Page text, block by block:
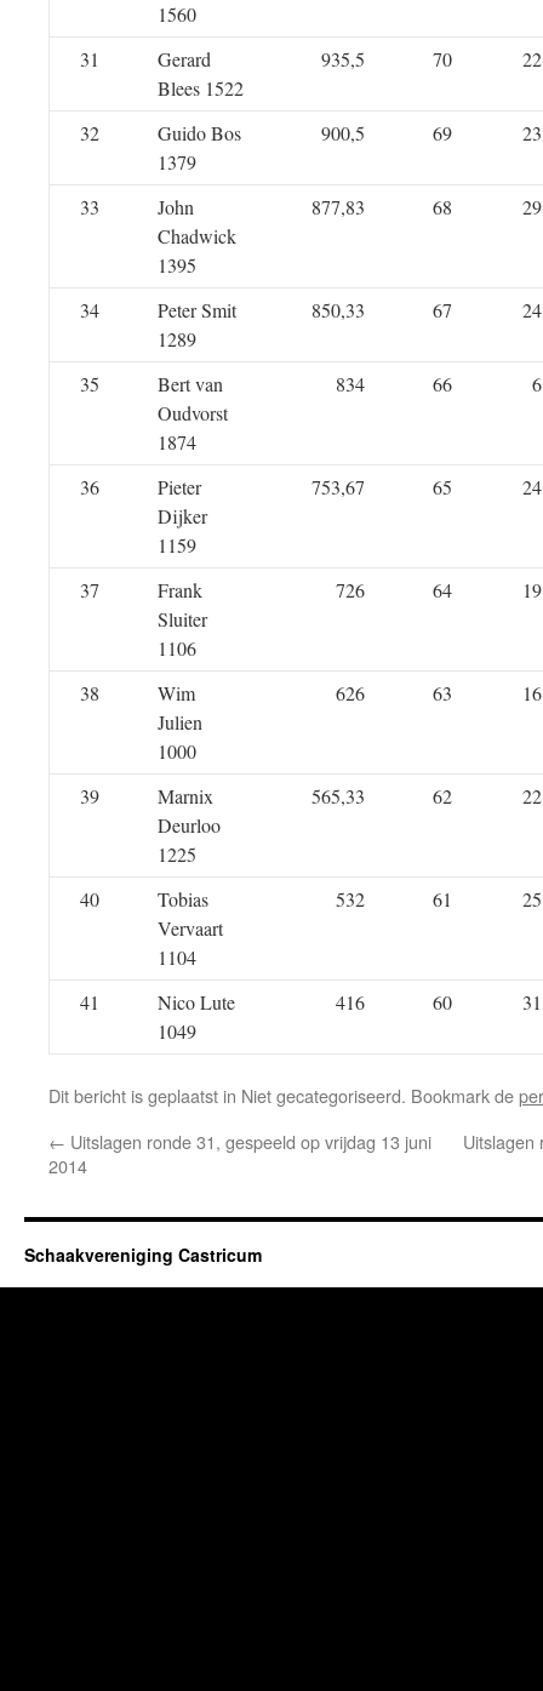
1560
31
Gerard
Blees 1522
935,5 70 22
32
Guido Bos
1379
900,5 69 23
33
John
Chadwick
1395
877,83 68 29
34
Peter Smit
1289
850,33 67 24
35
Bert van
Oudvorst
1874
834 66 6
36
Pieter
Dijker
1159
753,67 65 24
37
Frank
Sluiter
1106
726 64 19
38
Wim
Julien
1000
626 63 16
39
Marnix
Deurloo
1225
565,33 62 22
40
Tobias
Vervaart
1104
532 61 25
41
Nico Lute
1049
416 60 31
Dit bericht is geplaatst in Niet gecategoriseerd. Bookmark de
← Uitslagen ronde 31, gespeeld op vrijdag 13 juni
2014
Uitslagen
Schaakvereniging Castricum